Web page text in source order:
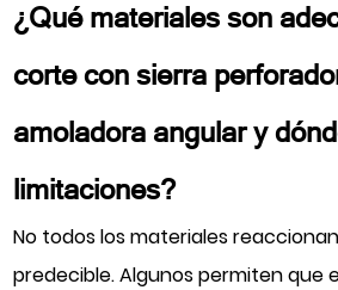
¿Qué materiales son
corte con sierra
amoladora angular y
limitaciones?
No todos los materiales
predecible. Algunos permiten que